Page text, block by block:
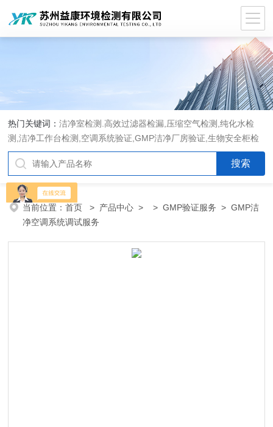
热门关键词：洁净室检测.高效过滤器检漏,压缩空气检测,纯化水检
测,洁净工作台检测,空调系统验证,GMP洁净厂房验证,生物安全柜检
测,洁净度检测,洁净室验收检测,GMP验证方案编写执行
当前位置：首页 > 产品中心 > >GMP验证服务 > GMP洁
净空调系统调试服务